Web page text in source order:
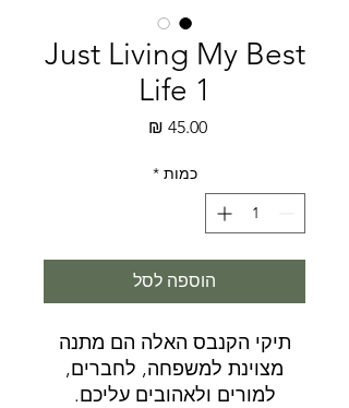
Just Living My Best
Life 1
‏45.00 ‏₪
כמות *
הוספה לסל
תיקי הקנבס האלה הם מתנה
מצוינת למשפחה, לחברים,
למורים ולאהובים עליכם.